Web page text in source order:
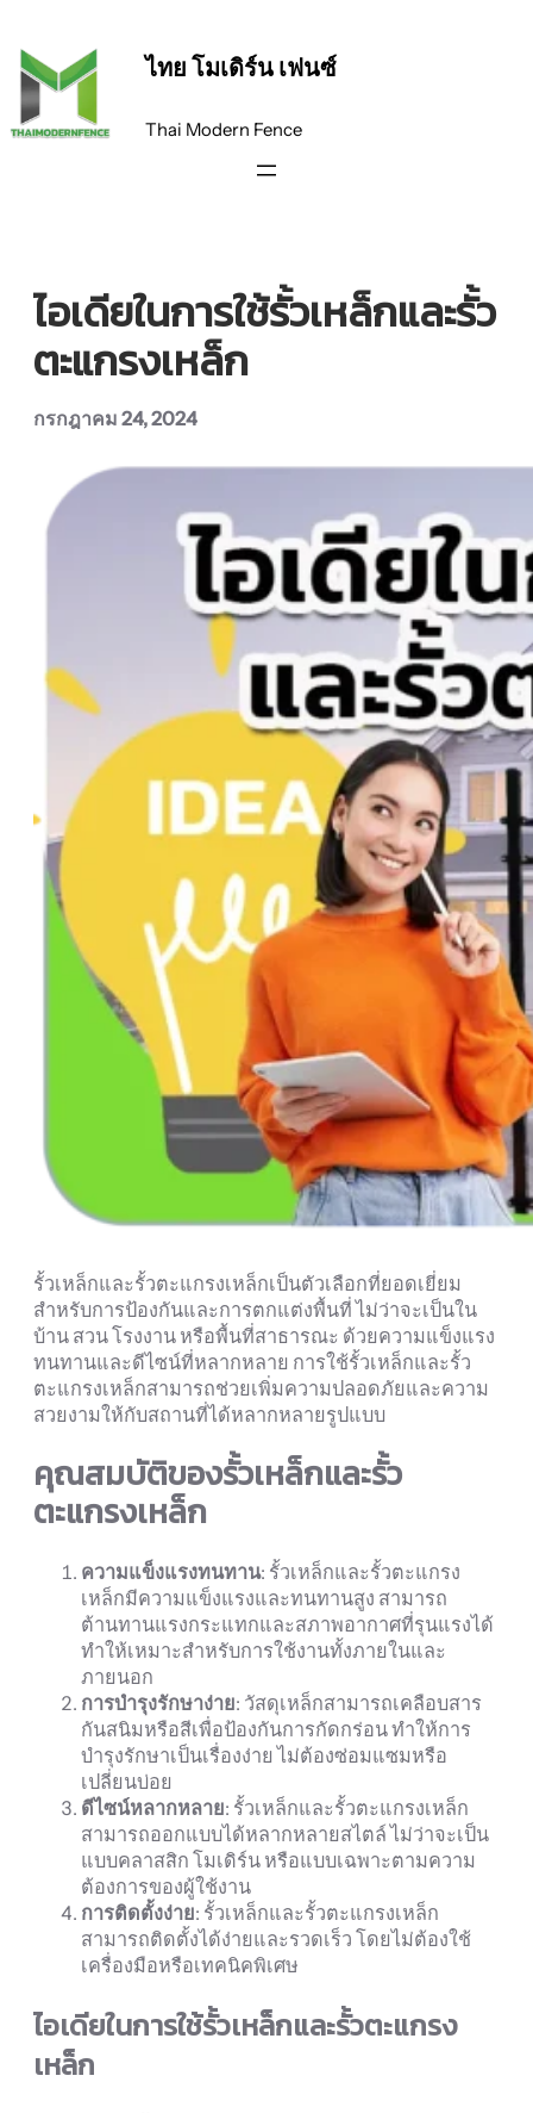
ไป
ยัง
เนื้อหา
ไทย โมเดิร์น เฟนซ์
Thai Modern Fence
ไอเดียในการใช้รั้วเหล็กและรั้ว
ตะแกรงเหล็ก
กรกฎาคม 24, 2024
รั้วเหล็กและรั้วตะแกรงเหล็กเป็นตัวเลือกที่ยอดเยี่ยม
สำหรับการป้องกันและการตกแต่งพื้นที่ ไม่ว่าจะเป็นใน
บ้าน สวน โรงงาน หรือพื้นที่สาธารณะ ด้วยความแข็งแรง
ทนทานและดีไซน์ที่หลากหลาย การใช้รั้วเหล็กและรั้ว
ตะแกรงเหล็กสามารถช่วยเพิ่มความปลอดภัยและความ
สวยงามให้กับสถานที่ได้หลากหลายรูปแบบ
คุณสมบัติของรั้วเหล็กและรั้ว
ตะแกรงเหล็ก
ความแข็งแรงทนทาน: รั้วเหล็กและรั้วตะแกรง
เหล็กมีความแข็งแรงและทนทานสูง สามารถ
ต้านทานแรงกระแทกและสภาพอากาศที่รุนแรงได้
ทำให้เหมาะสำหรับการใช้งานทั้งภายในและ
ภายนอก
การบำรุงรักษาง่าย: วัสดุเหล็กสามารถเคลือบสาร
กันสนิมหรือสีเพื่อป้องกันการกัดกร่อน ทำให้การ
บำรุงรักษาเป็นเรื่องง่าย ไม่ต้องซ่อมแซมหรือ
เปลี่ยนบ่อย
ดีไซน์หลากหลาย: รั้วเหล็กและรั้วตะแกรงเหล็ก
สามารถออกแบบได้หลากหลายสไตล์ ไม่ว่าจะเป็น
แบบคลาสสิก โมเดิร์น หรือแบบเฉพาะตามความ
ต้องการของผู้ใช้งาน
การติดตั้งง่าย: รั้วเหล็กและรั้วตะแกรงเหล็ก
สามารถติดตั้งได้ง่ายและรวดเร็ว โดยไม่ต้องใช้
เครื่องมือหรือเทคนิคพิเศษ
ไอเดียในการใช้รั้วเหล็กและรั้วตะแกรง
เหล็ก